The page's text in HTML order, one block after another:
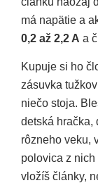
má napätie a
0,2 až 2,2 A a
Kupuje si ho
zásuvka
niečo stoja.
detská
rôzneho veku,
polovica z
vložíš články,